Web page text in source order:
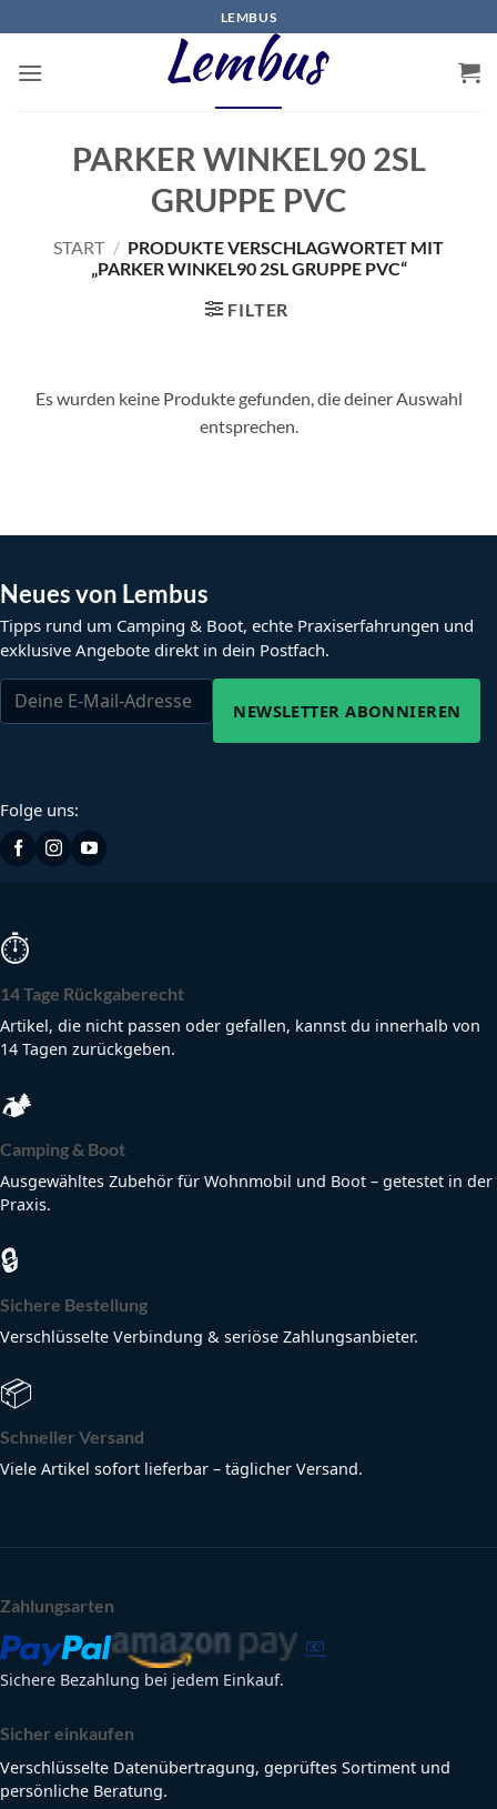
Inhalt
springen
LEMBUS
PARKER WINKEL90 2SL
GRUPPE PVC
START / PRODUKTE VERSCHLAGWORTET MIT
„PARKER WINKEL90 2SL GRUPPE PVC“
FILTER
Es wurden keine Produkte gefunden, die deiner Auswahl
entsprechen.
Neues von Lembus
Tipps rund um Camping & Boot, echte Praxiserfahrungen und
exklusive Angebote direkt in dein Postfach.
NEWSLETTER ABONNIEREN
Folge uns:
⏱
14 Tage Rückgaberecht
Artikel, die nicht passen oder gefallen, kannst du innerhalb von
14 Tagen zurückgeben.
🏕
Camping & Boot
Ausgewähltes Zubehör für Wohnmobil und Boot – getestet in der
Praxis.
🔒
Sichere Bestellung
Verschlüsselte Verbindung & seriöse Zahlungsanbieter.
📦
Schneller Versand
Viele Artikel sofort lieferbar – täglicher Versand.
Zahlungsarten
Sichere Bezahlung bei jedem Einkauf.
Sicher einkaufen
Verschlüsselte Datenübertragung, geprüftes Sortiment und
persönliche Beratung.